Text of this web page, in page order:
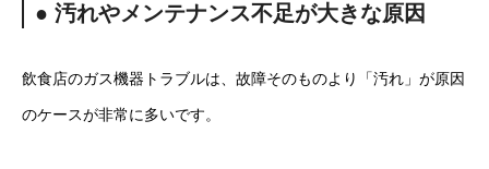
● 汚れやメンテナンス不足が大きな原因
飲食店のガス機器トラブルは、故障そのものより「汚れ」が原因
のケースが非常に多いです。